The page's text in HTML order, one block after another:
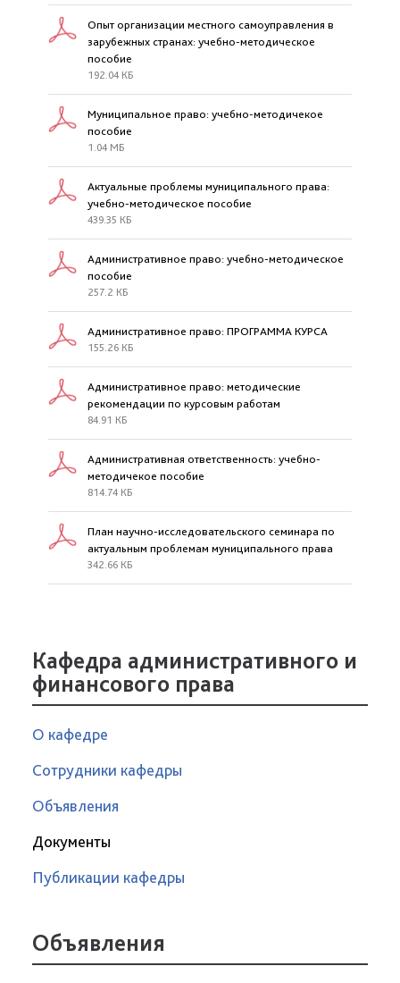
Опыт организации местного самоуправления в
зарубежных странах: учебно-методическое
пособие
192.04 КБ
Муниципальное право: учебно-методичекое
пособие
1.04 МБ
Актуальные проблемы муниципального права:
учебно-методическое пособие
439.35 КБ
Административное право: учебно-методическое
пособие
257.2 КБ
Административное право: ПРОГРАММА КУРСА
155.26 КБ
Административное право: методические
рекомендации по курсовым работам
84.91 КБ
Административная ответственность: учебно-
методичекое пособие
814.74 КБ
План научно-исследовательского семинара по
актуальным проблемам муниципального права
342.66 КБ
Кафедра административного и
финансового права
О кафедре
Сотрудники кафедры
Объявления
Документы
Публикации кафедры
Объявления